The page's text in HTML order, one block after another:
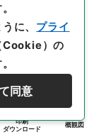
印刷
ダウンロード
概観図
に、 プライ
Cookie）の
同意